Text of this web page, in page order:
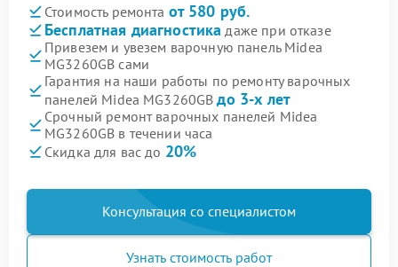
Стоимость ремонта от 580 руб.
Бесплатная диагностика даже при отказе
Привезем и увезем варочную панель Midea
MG3260GB сами
Гарантия на наши работы по ремонту варочных
панелей Midea MG3260GBдо 3-х лет
Срочный ремонт варочных панелей Midea
MG3260GB в течении часа
Скидка для вас до 20%
Консультация со специалистом
Узнать стоимость работ